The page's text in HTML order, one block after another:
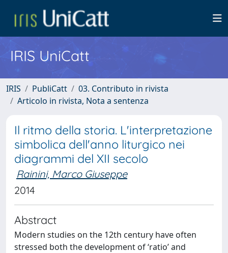
IRIS UniCatt
IRIS PubliCatt
03. Contributo in rivista
Articolo in rivista, Nota a sentenza
Il ritmo della storia. L'interpretazione
simbolica dell'anno liturgico nei
diagrammi del XII secolo
Rainini, Marco Giuseppe
2014
Abstract
Modern studies on the 12th century have often
stressed both the development of ‘ratio’ and